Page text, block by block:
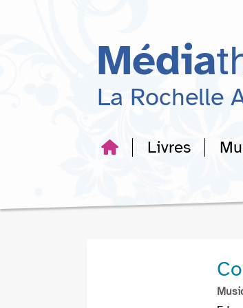
recherche
Média
La Rochelle
Livres